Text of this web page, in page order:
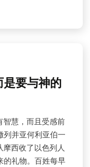
是要与神的
智慧，而且受感前
列并亚何利亚伯一
西收了以色列人
的礼物。百姓每早